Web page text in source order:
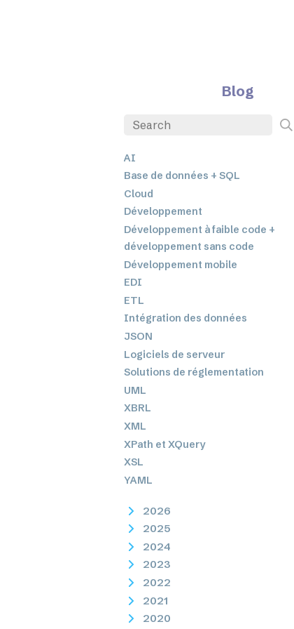
Blog
AI
Base de données + SQL
Cloud
Développement
Développement à faible code +
développement sans code
Développement mobile
EDI
ETL
Intégration des données
JSON
Logiciels de serveur
Solutions de réglementation
UML
XBRL
XML
XPath et XQuery
XSL
YAML
2026
2025
2024
2023
2022
2021
2020